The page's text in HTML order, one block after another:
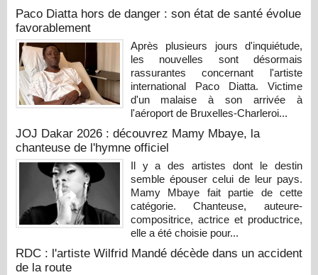
Paco Diatta hors de danger : son état de santé évolue
favorablement
Après plusieurs jours d'inquiétude,
les nouvelles sont désormais
rassurantes concernant l'artiste
international Paco Diatta. Victime
d'un malaise à son arrivée à
l'aéroport de Bruxelles-Charleroi...
JOJ Dakar 2026 : découvrez Mamy Mbaye, la
chanteuse de l'hymne officiel
Il y a des artistes dont le destin
semble épouser celui de leur pays.
Mamy Mbaye fait partie de cette
catégorie. Chanteuse, auteure-
compositrice, actrice et productrice,
elle a été choisie pour...
RDC : l'artiste Wilfrid Mandé décède dans un accident
de la route